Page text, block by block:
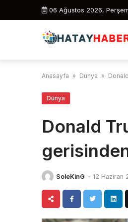
06 Ağustos 2026,
Anasayfa » Dünya »
Dünya
Donald
SoleKinG - 12 Haziran